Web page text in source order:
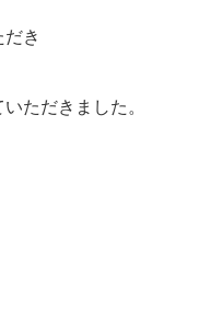
き
ただきました。